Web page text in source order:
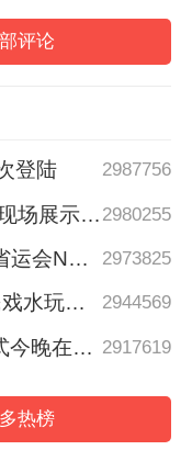
提升思想引领
助航”、提升组
作体系，把党
、发展优势，
集团高质量发
创新推出“八项
5.6万余人次的
定时学”变为“随
评论
登陆 2987756
89岁钟南山每周健身3次，现场展示常用拉力器 2980255
2.7万健儿集结！解锁广东省运会N大看点 2973825
图集｜高温来袭，中山市民戏水玩泡沫消暑 2944569
南方+早班车 | 省运会开幕式今晚在茂名举行 2917619
热榜